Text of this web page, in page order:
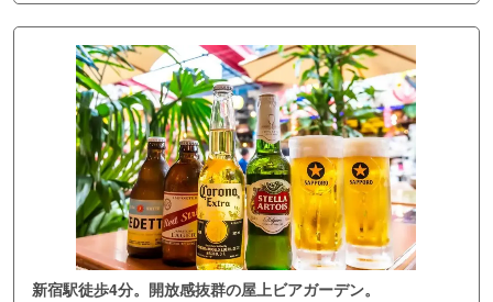
新宿駅徒歩4分。開放感抜群の屋上ビアガーデン。